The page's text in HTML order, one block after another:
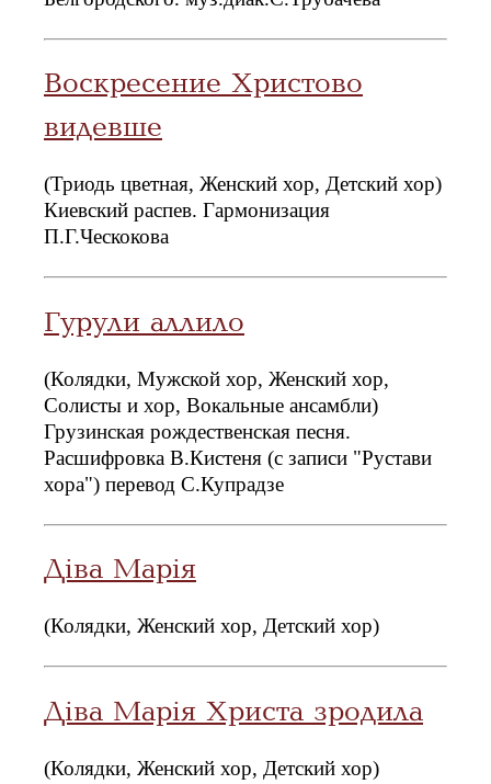
Воскресение Христово
видевше
(Триодь цветная, Женский хор, Детский хор)
Киевский распев. Гармонизация
П.Г.Ческокова
Гурули аллило
(Колядки, Мужской хор, Женский хор,
Солисты и хор, Вокальные ансамбли)
Грузинская рождественская песня.
Расшифровка В.Кистеня (с записи "Рустави
хора") перевод С.Купрадзе
Дiва Марiя
(Колядки, Женский хор, Детский хор)
Дiва Марiя Христа зродила
(Колядки, Женский хор, Детский хор)